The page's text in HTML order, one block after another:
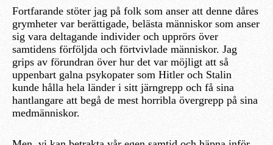
Fortfarande stöter jag på folk som anser att denne dåres
grymheter var berättigade, belästa människor som anser
sig vara deltagande individer och upprörs över
samtidens förföljda och förtvivlade människor. Jag
grips av förundran över hur det var möjligt att så
uppenbart galna psykopater som Hitler och Stalin
kunde hålla hela länder i sitt järngrepp och få sina
hantlangare att begå de mest horribla övergrepp på sina
medmänniskor.